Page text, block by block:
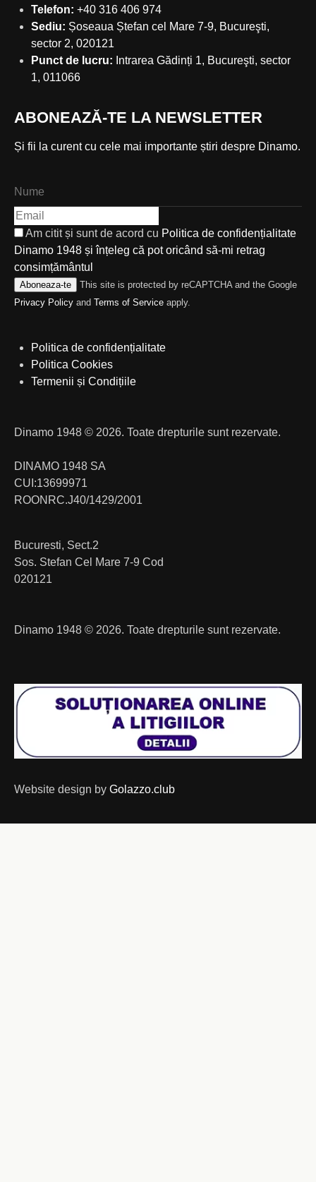
Telefon: +40 316 406 974
Sediu: Șoseaua Ștefan cel Mare 7-9, Bucureşti,
sector 2, 020121
Punct de lucru: Intrarea Gădinți 1, Bucureşti, sector
1, 011066
ABONEAZĂ-TE LA NEWSLETTER
Și fii la curent cu cele mai importante știri despre Dinamo.
Am citit și sunt de acord cu Politica de confidențialitate
Dinamo 1948 și înțeleg că pot oricând să-mi retrag
consimțământul
Aboneaza-te
This site is protected by reCAPTCHA and the Google
Privacy Policy and Terms of Service apply.
Politica de confidențialitate
Politica Cookies
Termenii și Condițiile
Dinamo 1948 © 2026. Toate drepturile sunt rezervate.
DINAMO 1948 SA
CUI:13699971
ROONRC.J40/1429/2001
Bucuresti, Sect.2
Sos. Stefan Cel Mare 7-9 Cod
020121
Dinamo 1948 © 2026. Toate drepturile sunt rezervate.
Website design by Golazzo.club